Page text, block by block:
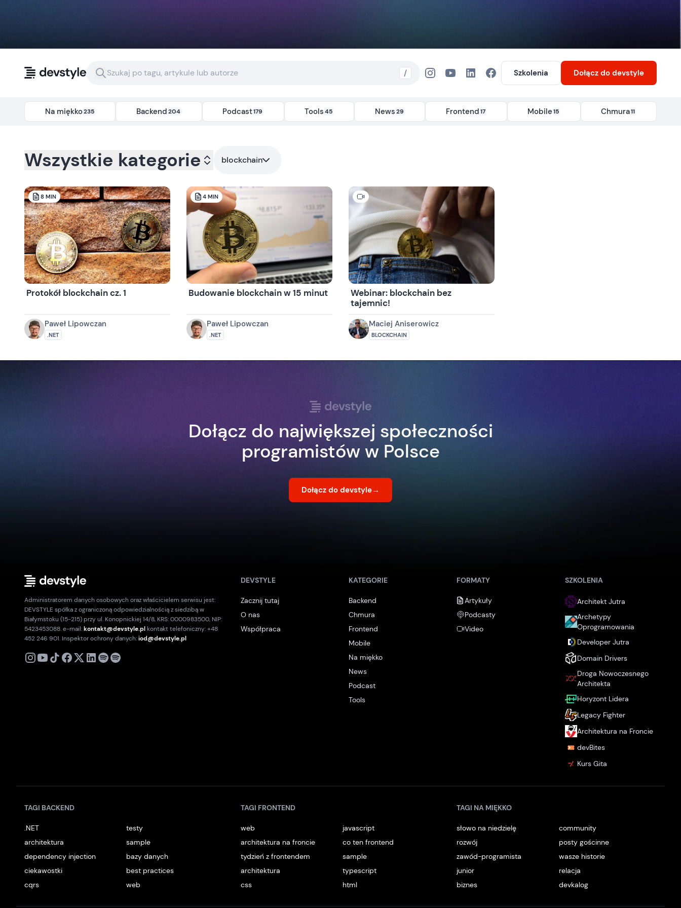
/ Szkolenia Dołącz do devstyle
Na miękko235 Backend204 Podcast179 Tools 45 News29 Frontend17 Mobile15 Chmura11
Kategoria: - Tag: blockchain
Wszystkie kategorie blockchain
8 MIN
Protokół blockchain cz. 1
Paweł Lipowczan
.NET
4 MIN
Budowanie blockchain w 15 minut
Paweł Lipowczan
.NET
Webinar: blockchain bez
tajemnic!
Maciej Aniserowicz
BLOCKCHAIN
Dołącz do największej społeczności
programistów w Polsce
Dołącz do devstyle→
Administratorem danych osobowych oraz właścicielem serwisu jest:
DEVSTYLE spółka z ograniczoną odpowiedzialnością z siedzibą w
Białymstoku (15-215) przy ul. Konopnickiej 14/8, KRS: 0000983500, NIP:
5423453088. e-mail:kontakt@devstyle.plkontakt telefoniczny: +48
452 246 901. Inspektor ochrony danych:iod@devstyle.pl
X
DEVSTYLE
Zacznij tutaj
O nas
Współpraca
KATEGORIE
Backend
Chmura
Frontend
Mobile
Na miękko
News
Podcast
Tools
FORMATY
Artykuły
Podcasty
Video
SZKOLENIA
Architekt Jutra
Archetypy
Oprogramowania
Developer Jutra
Domain Drivers
Droga Nowoczesnego
Architekta
Horyzont Lidera
Legacy Fighter
Architektura na Froncie
devBites
Kurs Gita
TAGI BACKEND
.NET
testy
architektura
sample
dependency injection
bazy danych
ciekawostki
best practices
cqrs
web
TAGI FRONTEND
web
javascript
architektura na froncie
co ten frontend
tydzień z frontendem
sample
architektura
typescript
css
html
TAGI NA MIĘKKO
słowo na niedzielę
community
rozwój
posty gościnne
zawód-programista
wasze historie
junior
relacja
biznes
devkalog